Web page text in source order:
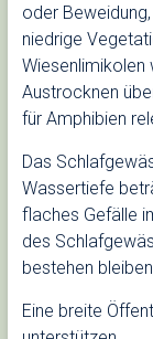
oder
niedrige
Wiesenlimikolen
Austrocknen
für Amphibien
Das
Wassertiefe
flaches Gefälle
des
bestehen
Eine breite